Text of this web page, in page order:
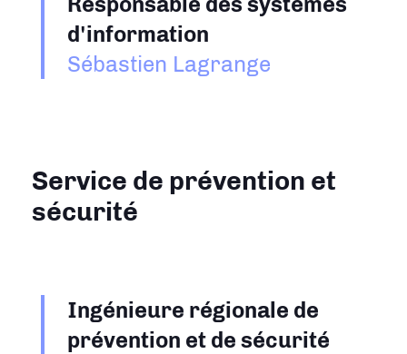
d'information
Sébastien Lagrange
Service de prévention et
sécurité
Ingénieure régionale de
prévention et de sécurité